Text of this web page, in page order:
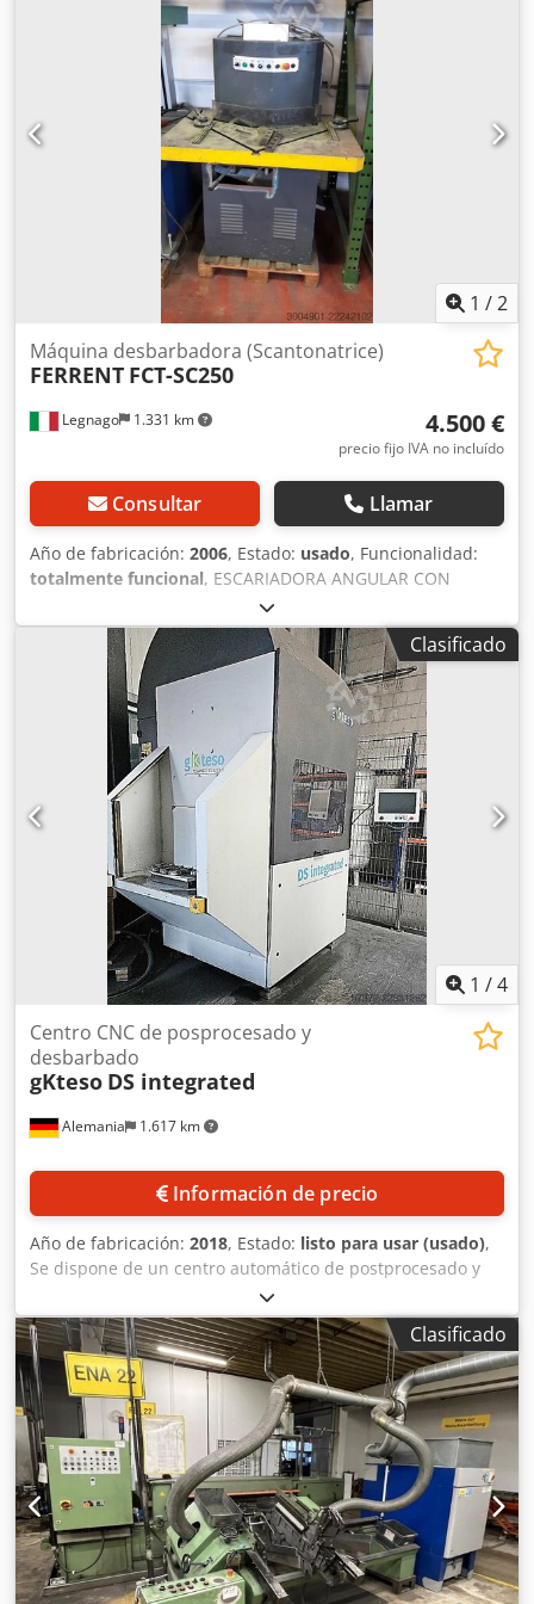
procesamiento: banda de pulido. Espesor mínimo y
máximo de la pieza de trabajo: 0,5 mm/100 mm, grosor
máximo del material: 100 mm. Incluye una cinta
transportadora dañada y bandas abrasivas. Dimensiones
de la máquina: 2000 mm/2050 mm/3400 mm, peso:
aproximadamente 6000 kg. Se puede realizar una
inspección previa acuerdo. Crsdpfx Abjzl U I Do Hef
1 /2
Legnago 1.331 km
Máquina desbarbadora (Scantonatrice)
FERRENT FCT-SC250
4.500 €
precio fijo IVA no incluído
Consultar Llamar
Año de fabricación: 2006, Estado: usado, Funcionalidad:
totalmente funcional, ESCARIADORA ANGULAR CON
ÁNGULO AJUSTABLE DE 250 x 4, FCT SC-250, USADA,
CERTIFICADA CON LA MARCA 'CE'. Csdjzh E H Aspfx Ab Herf
Clasificado
1 /4
Alemania 1.617 km
Centro CNC de posprocesado y
desbarbado
gKteso DS integrated
Información de precio
Año de fabricación: 2018, Estado: listo para usar (usado),
Se dispone de un centro automático de postprocesado y
desbarbado gKteso. Tecnología: 6D, ejes: 5+1, dimensiones
de trabajo X/Y/Z: 500 mm/500 mm/300 mm, velocidad de
movimiento máx.: 1 m/s, precisión de repetición: 0,05 mm,
precisión de trayectoria: 0,1 mm, planitud máx.: 0,02 mm,
mandril de garras: 2/3/4 garras, dimensiones de la
máquina X/Y/Z: aproximadamente 2400 mm/1800
mm/2900 mm, horas de funcionamiento:
aproximadamente 12541 h. Incluye mandril de garras
neumático, barrera de seguridad luminosa, mesa
intercambiable y tecnología 6D. Se dispone de la
documentación. Es posible realizar una visita in situ.
Cjdozlt N Topfx Ab Hjrf
Clasificado